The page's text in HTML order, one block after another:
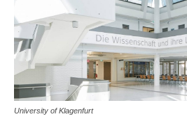
University of Klagenfurt